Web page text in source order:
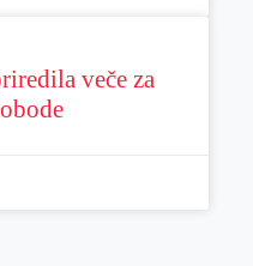
veče za